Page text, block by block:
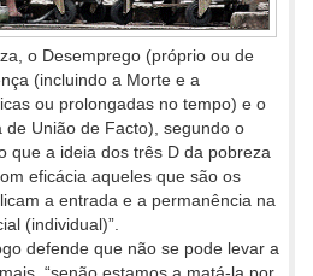
o Desemprego (próprio ou de
(incluindo a Morte e a
ou prolongadas no tempo) e o
de União de Facto), segundo o
que a ideia dos três D da pobreza
eficácia aqueles que são os
a entrada e a permanência na
(individual)”.
defende que não se pode levar a